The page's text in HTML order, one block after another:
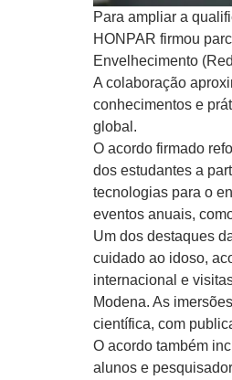
Para ampliar a
HONPAR firmou
Envelhecimento
A colaboração
conhecimentos e
global.
O acordo firmado
dos estudantes a
tecnologias para o
eventos anuais,
Um dos destaques
cuidado ao idoso,
internacional e
Modena. As
científica, com
O acordo também
alunos e